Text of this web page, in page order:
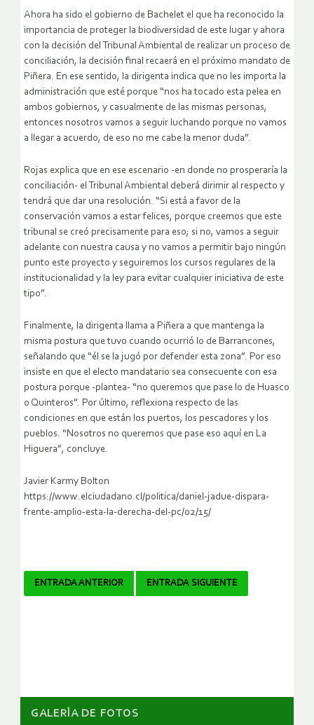
Ahora ha sido el gobierno de Bachelet el que ha reconocido la
importancia de proteger la biodiversidad de este lugar y ahora
con la decisión del Tribunal Ambiental de realizar un proceso de
conciliación, la decisión final recaerá en el próximo mandato de
Piñera. En ese sentido, la dirigenta indica que no les importa la
administración que esté porque “nos ha tocado esta pelea en
ambos gobiernos, y casualmente de las mismas personas,
entonces nosotros vamos a seguir luchando porque no vamos
a llegar a acuerdo, de eso no me cabe la menor duda”.
Rojas explica que en ese escenario -en donde no prosperaría la
conciliación- el Tribunal Ambiental deberá dirimir al respecto y
tendrá que dar una resolución. “Si está a favor de la
conservación vamos a estar felices, porque creemos que este
tribunal se creó precisamente para eso; si no, vamos a seguir
adelante con nuestra causa y no vamos a permitir bajo ningún
punto este proyecto y seguiremos los cursos regulares de la
institucionalidad y la ley para evitar cualquier iniciativa de este
tipo”.
Finalmente, la dirigenta llama a Piñera a que mantenga la
misma postura que tuvo cuando ocurrió lo de Barrancones,
señalando que “él se la jugó por defender esta zona”. Por eso
insiste en que el electo mandatario sea consecuente con esa
postura porque -plantea- “no queremos que pase lo de Huasco
o Quinteros”. Por último, reflexiona respecto de las
condiciones en que están los puertos, los pescadores y los
pueblos. “Nosotros no queremos que pase eso aquí en La
Higuera”, concluye.
Javier Karmy Bolton
https://www.elciudadano.cl/politica/daniel-jadue-dispara-
frente-amplio-esta-la-derecha-del-pc/02/15/
Navegador
ENTRADA ANTERIOR ENTRADA SIGUIENTE
GALERÌA DE FOTOS